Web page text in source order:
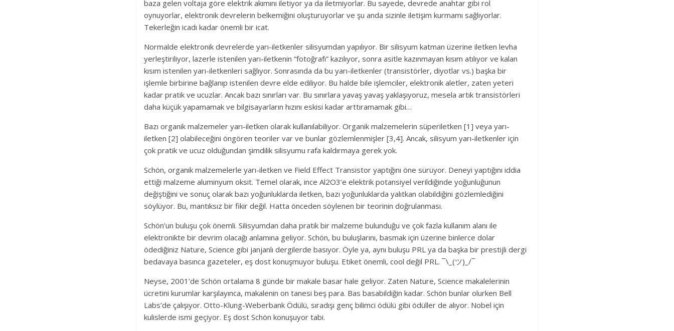
baza gelen voltaja göre elektrik akımını iletiyor ya da iletmiyorlar. Bu sayede, devrede anahtar gibi rol
oynuyorlar, elektronik devrelerin belkemiğini oluşturuyorlar ve şu anda sizinle iletişim kurmamı sağlıyorlar.
Tekerleğin icadı kadar önemli bir icat.
Normalde elektronik devrelerde yarı-iletkenler silisyumdan yapılıyor. Bir silisyum katman üzerine iletken levha
yerleştiriliyor, lazerle istenilen yarı-iletkenin “fotoğrafı” kazılıyor, sonra asitle kazınmayan kısım atılıyor ve kalan
kısım istenilen yarı-iletkenleri sağlıyor. Sonrasında da bu yarı-iletkenler (transistörler, diyotlar vs.) başka bir
işlemle birbirine bağlanıp istenilen devre elde ediliyor. Bu halde bile işlemciler, elektronik aletler, zaten yeteri
kadar pratik ve ucuzlar. Ancak bazı sınırları var. Bu sınırlara yavaş yavaş yaklaşıyoruz, mesela artık transistörleri
daha küçük yapamamak ve bilgisayarların hızını eskisi kadar arttıramamak gibi…
Bazı organik malzemeler yarı-iletken olarak kullanılabiliyor. Organik malzemelerin süperiletken [1] veya yarı-
iletken [2] olabileceğini öngören teoriler var ve bunlar gözlemlenmişler [3,4]. Ancak, silisyum yarı-iletkenler için
çok pratik ve ucuz olduğundan şimdilik silisyumu rafa kaldırmaya gerek yok.
Schön, organik malzemelerle yarı-iletken ve Field Effect Transistor yaptığını öne sürüyor. Deneyi yaptığını iddia
ettiği malzeme aluminyum oksit. Temel olarak, ince Al2O3’e elektrik potansiyel verildiğinde yoğunluğunun
değiştiğini ve sonuç olarak bazı yoğunluklarda iletken, bazı yoğunluklarda yalıtkan olabildiğini gözlemlediğini
söylüyor. Bu, mantıksız bir fikir değil. Hatta önceden söylenen bir teorinin doğrulanması.
Schön’un buluşu çok önemli. Silisyumdan daha pratik bir malzeme bulunduğu ve çok fazla kullanım alanı ile
elektronikte bir devrim olacağı anlamına geliyor. Schön, bu buluşlarını, basmak için üzerine binlerce dolar
ödediğiniz Nature, Science gibi janjanlı dergilerde basıyor. Öyle ya, aynı buluşu PRL ya da başka bir prestijli dergi
bedavaya basınca gazeteler, eş dost konuşmuyor buluşu. Etiket önemli, cool değil PRL. ¯\_(ツ)_/¯
Neyse, 2001’de Schön ortalama 8 günde bir makale basar hale geliyor. Zaten Nature, Science makalelerinin
ücretini kurumlar karşılayınca, makalenin on tanesi beş para. Bas basabildiğin kadar. Schön bunlar olurken Bell
Labs’de çalışıyor. Otto-Klung-Weberbank Ödülü, sıradışı genç bilimci ödülü gibi ödüller de alıyor. Nobel için
kulislerde ismi geçiyor. Eş dost Schön konuşuyor tabi.